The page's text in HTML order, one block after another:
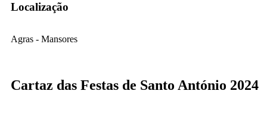
Localização
Agras - Mansores
Cartaz das Festas de Santo António 2024